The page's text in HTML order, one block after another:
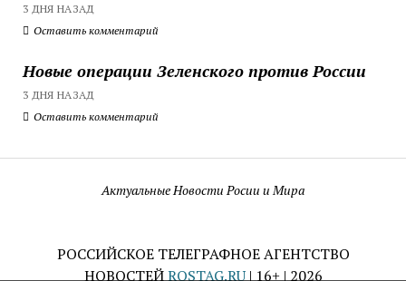
3 ДНЯ НАЗАД
Оставить комментарий
Новые операции Зеленского против России
3 ДНЯ НАЗАД
Оставить комментарий
Актуальные Новости Росии и Мира
РОССИЙСКОЕ ТЕЛЕГРАФНОЕ АГЕНТСТВО
НОВОСТЕЙROSTAG.RU| 16+ | 2026